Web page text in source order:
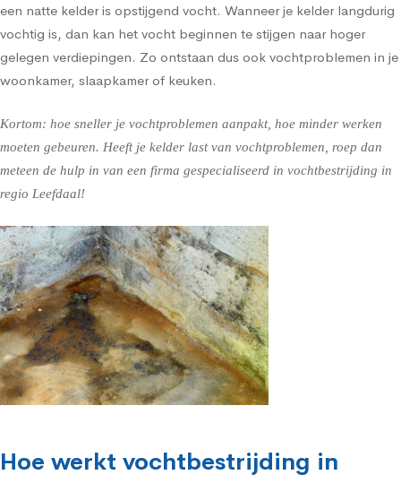
een natte kelder is opstijgend vocht. Wanneer je kelder langdurig
vochtig is, dan kan het vocht beginnen te stijgen naar hoger
gelegen verdiepingen. Zo ontstaan dus ook vochtproblemen in je
woonkamer, slaapkamer of keuken.
Kortom: hoe sneller je vochtproblemen aanpakt, hoe minder werken
moeten gebeuren. Heeft je kelder last van vochtproblemen, roep dan
meteen de hulp in van een firma gespecialiseerd in vochtbestrijding in
regio Leefdaal!
Hoe werkt vochtbestrijding in